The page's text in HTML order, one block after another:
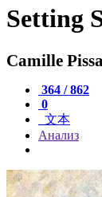
Setting
Camille
364 / 862
0
文本
Анализ